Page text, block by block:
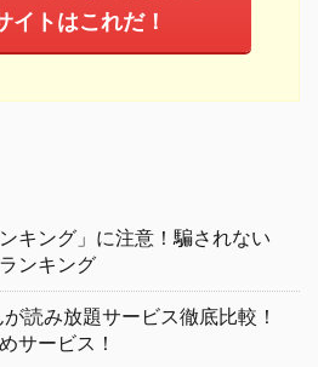
イトはこれだ！
キング」に注意！騙されない
ンキング
読み放題サービス徹底比較！
サービス！